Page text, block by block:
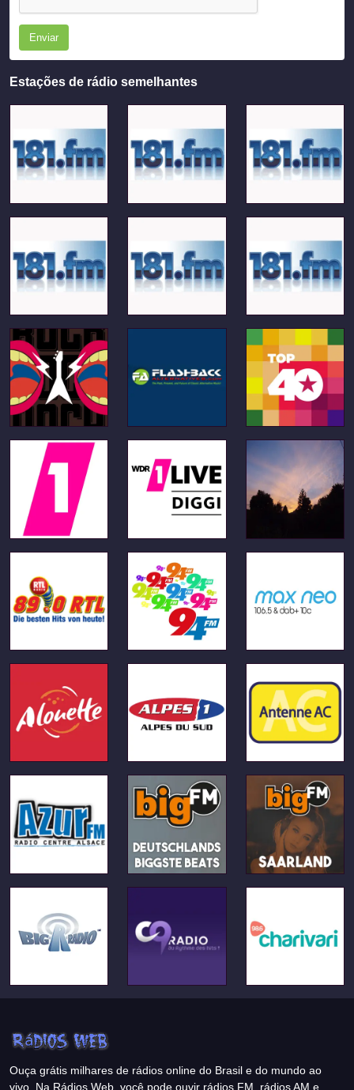
Enviar
Estações de rádio semelhantes
Ouça grátis milhares de rádios online do Brasil e do mundo ao
vivo. Na Rádios Web, você pode ouvir rádios FM, rádios AM e